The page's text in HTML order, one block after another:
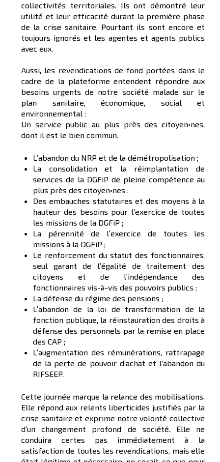
collectivités territoriales. Ils ont démontré leur
utilité et leur efficacité durant la première phase
de la crise sanitaire. Pourtant ils sont encore et
toujours ignorés et les agentes et agents publics
avec eux.
Aussi, les revendications de fond portées dans le
cadre de la plateforme entendent répondre aux
besoins urgents de notre société malade sur le
plan sanitaire, économique, social et
environnemental :
Un service public au plus près des citoyen•nes,
dont il est le bien commun.
L’abandon du NRP et de la démétropolisation ;
La consolidation et la réimplantation de
services de la DGFiP de pleine compétence au
plus près des citoyen•nes ;
Des embauches statutaires et des moyens à la
hauteur des besoins pour l’exercice de toutes
les missions de la DGFiP ;
La pérennité de l’exercice de toutes les
missions à la DGFiP ;
Le renforcement du statut des fonctionnaires,
seul garant de l’égalité de traitement des
citoyens et de l’indépendance des
fonctionnaires vis-à-vis des pouvoirs publics ;
La défense du régime des pensions ;
L’abandon de la loi de transformation de la
fonction publique, la réinstauration des droits à
défense des personnels par la remise en place
des CAP ;
L’augmentation des rémunérations, rattrapage
de la perte de pouvoir d’achat et l'abandon du
RIFSEEP.
Cette journée marque la relance des mobilisations.
Elle répond aux relents liberticides justifiés par la
crise sanitaire et exprime notre volonté collective
d'un changement profond de société. Elle ne
conduira certes pas immédiatement à la
satisfaction de toutes les revendications, mais elle